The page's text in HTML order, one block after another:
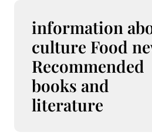
information
culture Food
Recommended
books and
literature